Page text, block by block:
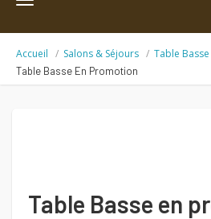
Accueil Salons & Séjours Table Basse
Table Basse En Promotion
Table Basse en